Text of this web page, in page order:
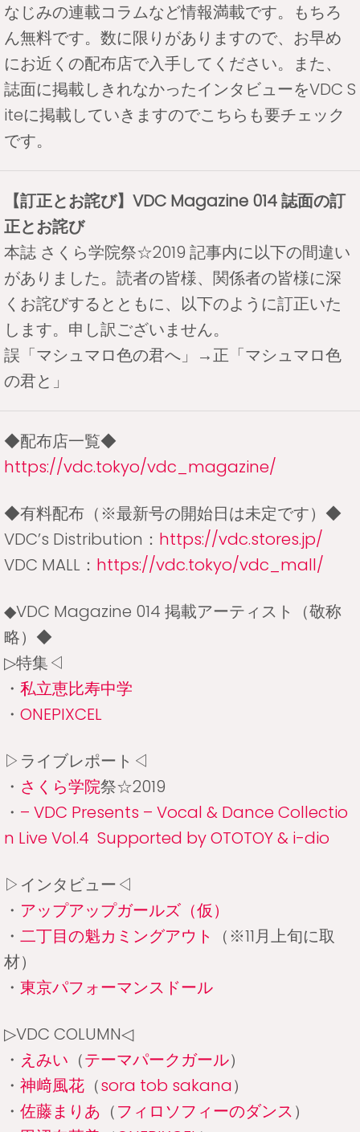
なじみの連載コラムなど情報満載です。もちろ
ん無料です。数に限りがありますので、お早め
にお近くの配布店で入手してください。また、
誌面に掲載しきれなかったインタビューをVDC S
iteに掲載していきますのでこちらも要チェック
です。
【訂正とお詫び】VDC Magazine 014 誌面の訂
正とお詫び
本誌 さくら学院祭☆2019 記事内に以下の間違い
がありました。読者の皆様、関係者の皆様に深
くお詫びするとともに、以下のように訂正いた
します。申し訳ございません。
誤「マシュマロ色の君へ」→正「マシュマロ色
の君と」
◆配布店一覧◆
https://vdc.tokyo/vdc_magazine/
◆有料配布（※最新号の開始日は未定です）◆
VDC’s Distribution： https://vdc.stores.jp/
VDC MALL： https://vdc.tokyo/vdc_mall/
◆VDC Magazine 014 掲載アーティスト（敬称
略）◆
▷特集◁
・ 私立恵比寿中学
・ ONEPIXCEL
▷ライブレポート◁
・ さくら学院祭☆2019
・ – VDC Presents – Vocal & Dance Collectio
n Live Vol.4 Supported by OTOTOY & i-dio
▷インタビュー◁
・ アップアップガールズ（仮）
・ 二丁目の魁カミングアウト
（※11月上旬に取
材）
・ 東京パフォーマンスドール
▷VDC COLUMN◁
・ えみい （テーマパークガール）
・ 神﨑風花 （sora tob sakana）
・ 佐藤まりあ （フィロソフィーのダンス）